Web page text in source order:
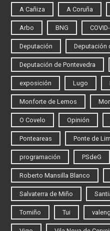
A Cañiza A Coruña
Arbo BNG
Deputación Deputación
Deputación de Pontevedra
exposición Lugo
Monforte de Lemos
O Covelo Opinión
Ponteareas Ponte de
programación PSdeG
Roberto Mansilla Blanco
Salvaterra de Miño
Tomiño Tui